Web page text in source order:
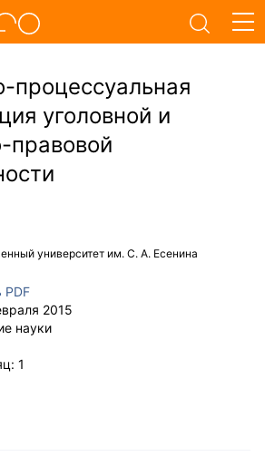
процессуальная
уголовной и
правовой
университет им. С. А. Есенина
PDF
2015
науки
1